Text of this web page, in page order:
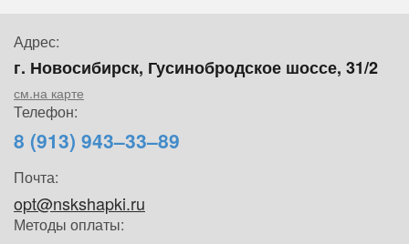
Адрес:
г. Новосибирск, Гусинобродское шоссе, 31/2
см.на карте
Телефон:
8 (913) 943–33–89
Почта:
opt@nskshapki.ru
Методы оплаты: